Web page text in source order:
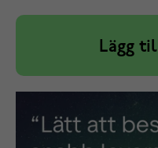
Lägg